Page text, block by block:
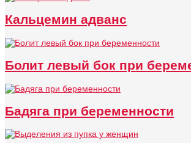
Кальцемин адванс
Болит левый бок при
Бадяга при беременности